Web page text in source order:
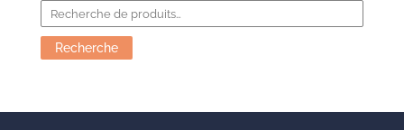
Recherche
pour :
Recherche